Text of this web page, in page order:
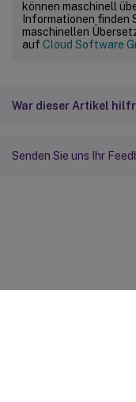
können maschinell
Informationen finden
maschinellen
auf Cloud Software
War dieser Artikel
Senden Sie uns Ihr